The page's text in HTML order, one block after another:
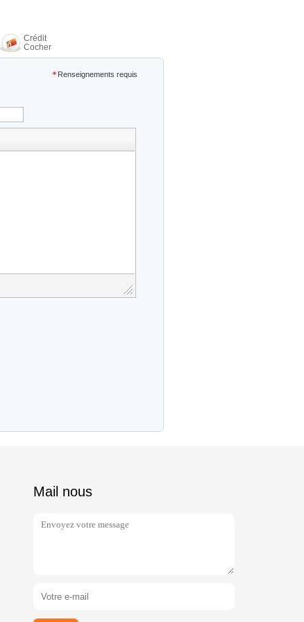
Crédit
Cocher
Renseignements requis
Mail nous